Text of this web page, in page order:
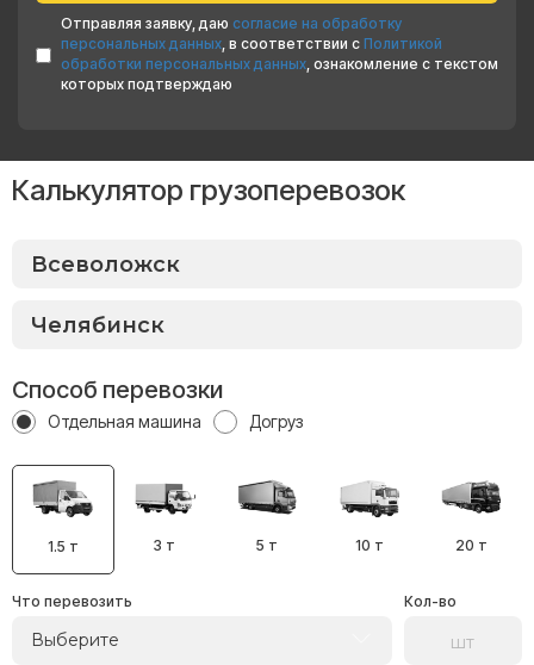
Отправляя заявку, даю согласие на обработку
персональных данных, в соответствии с Политикой
обработки персональных данных, ознакомление с текстом
которых подтверждаю
Калькулятор грузоперевозок
Способ перевозки
Отдельная машина Догруз
1.5 т 3 т 5 т 10 т 20 т
Что перевозить
Выберите
Кол-во